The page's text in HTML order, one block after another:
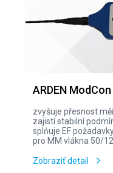
ARDEN ModCon
zvyšuje přesnost
zajistí stabilní
splňuje EF
pro MM vlákna 50/
Zobraziť detail